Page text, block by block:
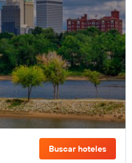
Buscar hoteles